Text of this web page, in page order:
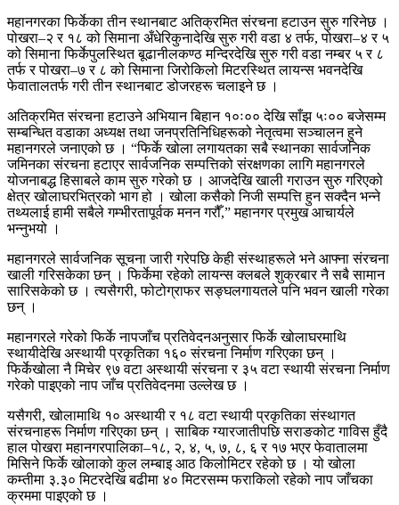
महानगरका फिर्केका तीन स्थानबाट अतिक्रमित संरचना हटाउन सुरु गरिनेछ ।
पोखरा–२ र १८ को सिमाना अँधेरिकुनादेखि सुरु गरी वडा ४ तर्फ, पोखरा–४ र ५
को सिमाना फिर्केपुलस्थित बूढानीलकण्ठ मन्दिरदेखि सुरु गरी वडा नम्बर ५ र ८
तर्फ र पोखरा–७ र ८ को सिमाना जिरोकिलो मिटरस्थित लायन्स भवनदेखि
फेवातालतर्फ गरी तीन स्थानबाट डोजरहरू चलाइने छ ।
अतिक्रमित संरचना हटाउने अभियान बिहान १०ः०० देखि साँझ ५ः०० बजेसम्म
सम्बन्धित वडाका अध्यक्ष तथा जनप्रतिनिधिहरूको नेतृत्वमा सञ्चालन हुने
महानगरले जनाएको छ । “फिर्के खोला लगायतका सबै स्थानका सार्वजनिक
जमिनका संरचना हटाएर सार्वजनिक सम्पत्तिको संरक्षणका लागि महानगरले
योजनाबद्ध हिसाबले काम सुरु गरेको छ । आजदेखि खाली गराउन सुरु गरिएको
क्षेत्र खोलाघरभित्रको भाग हो । खोला कसैको निजी सम्पत्ति हुन सक्दैन भन्ने
तथ्यलाई हामी सबैले गम्भीरतापूर्वक मनन गरौँ,” महानगर प्रमुख आचार्यले
भन्नुभयो ।
महानगरले सार्वजनिक सूचना जारी गरेपछि केही संस्थाहरूले भने आफ्ना संरचना
खाली गरिसकेका छन् । फिर्केमा रहेको लायन्स क्लबले शुक्रबार नै सबै सामान
सारिसकेको छ । त्यसैगरी, फोटोग्राफर सङ्घलगायतले पनि भवन खाली गरेका
छन् ।
महानगरले गरेको फिर्के नापजाँच प्रतिवेदनअनुसार फिर्के खोलाघरमाथि
स्थायीदेखि अस्थायी प्रकृतिका १६० संरचना निर्माण गरिएका छन् ।
फिर्केखोला नै मिचेर ९७ वटा अस्थायी संरचना र ३५ वटा स्थायी संरचना निर्माण
गरेको पाइएको नाप जाँच प्रतिवेदनमा उल्लेख छ ।
यसैगरी, खोलामाथि १० अस्थायी र १८ वटा स्थायी प्रकृतिका संस्थागत
संरचनाहरू निर्माण गरिएका छन् । साबिक ग्यारजातीपछि सराङकोट गाविस हुँदै
हाल पोखरा महानगरपालिका–१८, २, ४, ५, ७, ८, ६ र १७ भएर फेवातालमा
मिसिने फिर्के खोलाको कुल लम्बाइ आठ किलोमिटर रहेको छ । यो खोला
कम्तीमा ३.३० मिटरदेखि बढीमा ४० मिटरसम्म फराकिलो रहेको नाप जाँचका
क्रममा पाइएको छ ।